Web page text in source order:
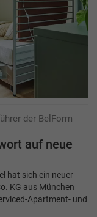
der BelForm
auf neue
hat sich ein neuer
KG aus München
Apartment- und